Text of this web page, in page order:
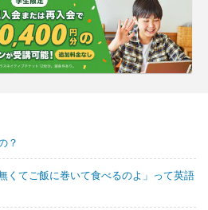
？
くてご飯に巻いて食べるのよ」って英語